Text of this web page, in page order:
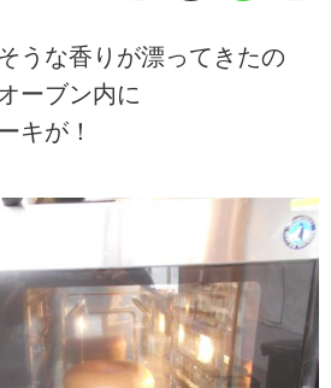
うな香りが漂ってきたの
ーブン内に
キが！